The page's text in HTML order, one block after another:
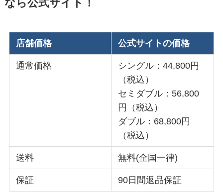
なら公式サイト！
店舗価格 公式サイトの価格
通常価格
シングル：44,800円
（税込）
セミダブル：56,800
円（税込）
ダブル：68,800円
（税込）
送料 無料(全国一律)
保証 90日間返品保証